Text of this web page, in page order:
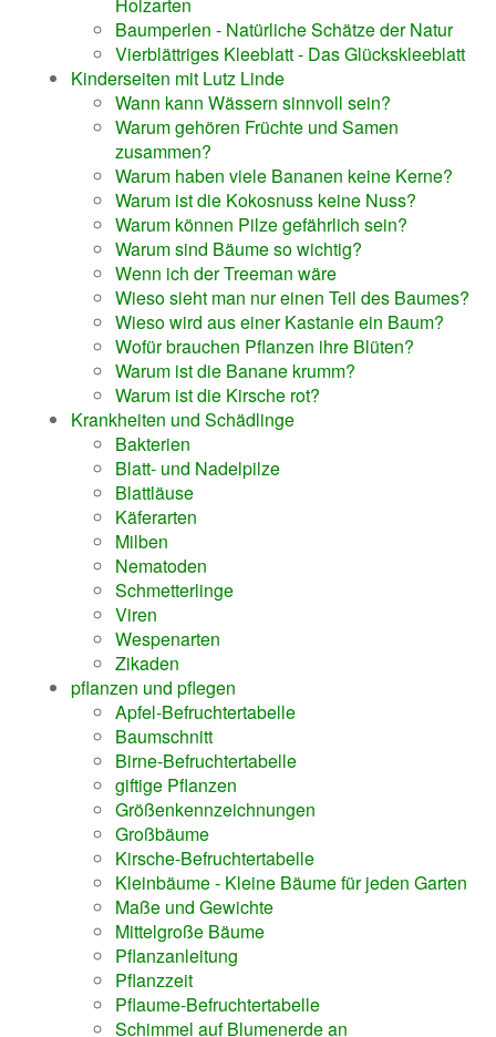
Baumperlen - Natürliche Schätze der Natur
Vierblättriges Kleeblatt - Das Glückskleeblatt
Kinderseiten mit Lutz Linde
Wann kann Wässern sinnvoll sein?
Warum gehören Früchte und Samen
zusammen?
Warum haben viele Bananen keine Kerne?
Warum ist die Kokosnuss keine Nuss?
Warum können Pilze gefährlich sein?
Warum sind Bäume so wichtig?
Wenn ich der Treeman wäre
Wieso sieht man nur einen Teil des Baumes?
Wieso wird aus einer Kastanie ein Baum?
Wofür brauchen Pflanzen ihre Blüten?
Warum ist die Banane krumm?
Warum ist die Kirsche rot?
Krankheiten und Schädlinge
Bakterien
Blatt- und Nadelpilze
Blattläuse
Käferarten
Milben
Nematoden
Schmetterlinge
Viren
Wespenarten
Zikaden
pflanzen und pflegen
Apfel-Befruchtertabelle
Baumschnitt
Birne-Befruchtertabelle
giftige Pflanzen
Größenkennzeichnungen
Großbäume
Kirsche-Befruchtertabelle
Kleinbäume - Kleine Bäume für jeden Garten
Maße und Gewichte
Mittelgroße Bäume
Pflanzanleitung
Pflanzzeit
Pflaume-Befruchtertabelle
Schimmel auf Blumenerde an